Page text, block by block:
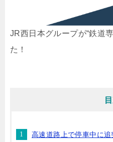
JR西日本グループが“鉄道
た！
高速道路上で停車中に追